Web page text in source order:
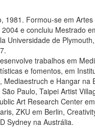
1981. Formou-se em Artes
e concluiu Mestrado
Universidade de
trabalhos em
e fomentos, em
Mediaestruch e Hangar na
Paulo, Taipei Artist
Art Research Center
ZKU em Berlin,
Sydney na Austrália.